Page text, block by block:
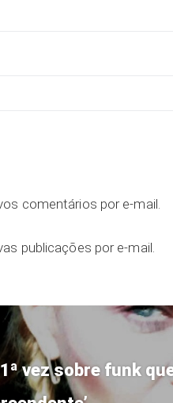
comentários por e-mail.
publicações por e-mail.
vez sobre funk